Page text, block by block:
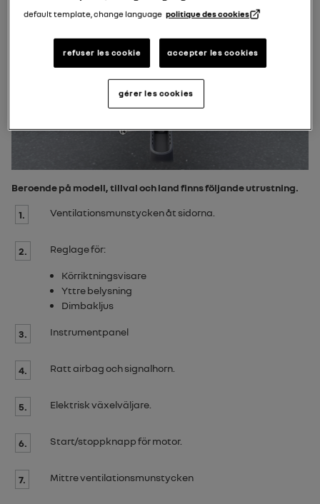
Beroende på modell, tillval och land finns följande utrustning.
1. Ventilationsmunstycken åt sidorna.
2. Reglage för:
Körriktningsvisare
Yttre belysning
Dimbakljus
3. Instrumentpanel
4. Rattairbagoch signalhorn.
5. Elektrisk växelväljare.
6. Start/stoppknapp för motor.
7. Mittre ventilationsmunstycken
default template, change language politique des cookies
refuser les cookie accepter les cookies
gérer les cookies